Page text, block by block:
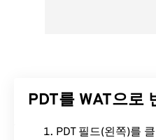
PDT를 WAT으로
PDT 필드(왼쪽)를